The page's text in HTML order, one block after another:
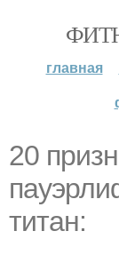
главная
20
титан: